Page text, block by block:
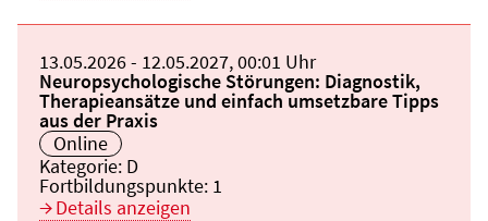
Beginn:
13.05.2026Ende und Anfangszeit:
- 12.05.2027,00:01 Uhr
Veranstaltungstitel:
Neuropsychologische Störungen: Diagnostik,
Therapieansätze und einfach umsetzbare Tipps
aus der Praxis
Veranstaltungsort:
Online
Kategorie: D
Fortbildungspunkte: 1
Details anzeigen